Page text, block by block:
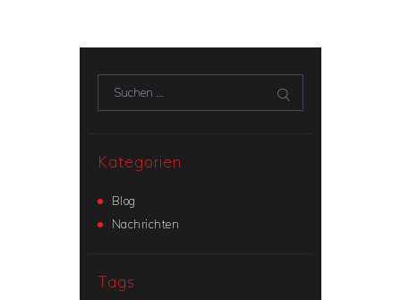
Kategorien
Blog
Nachrichten
Tags